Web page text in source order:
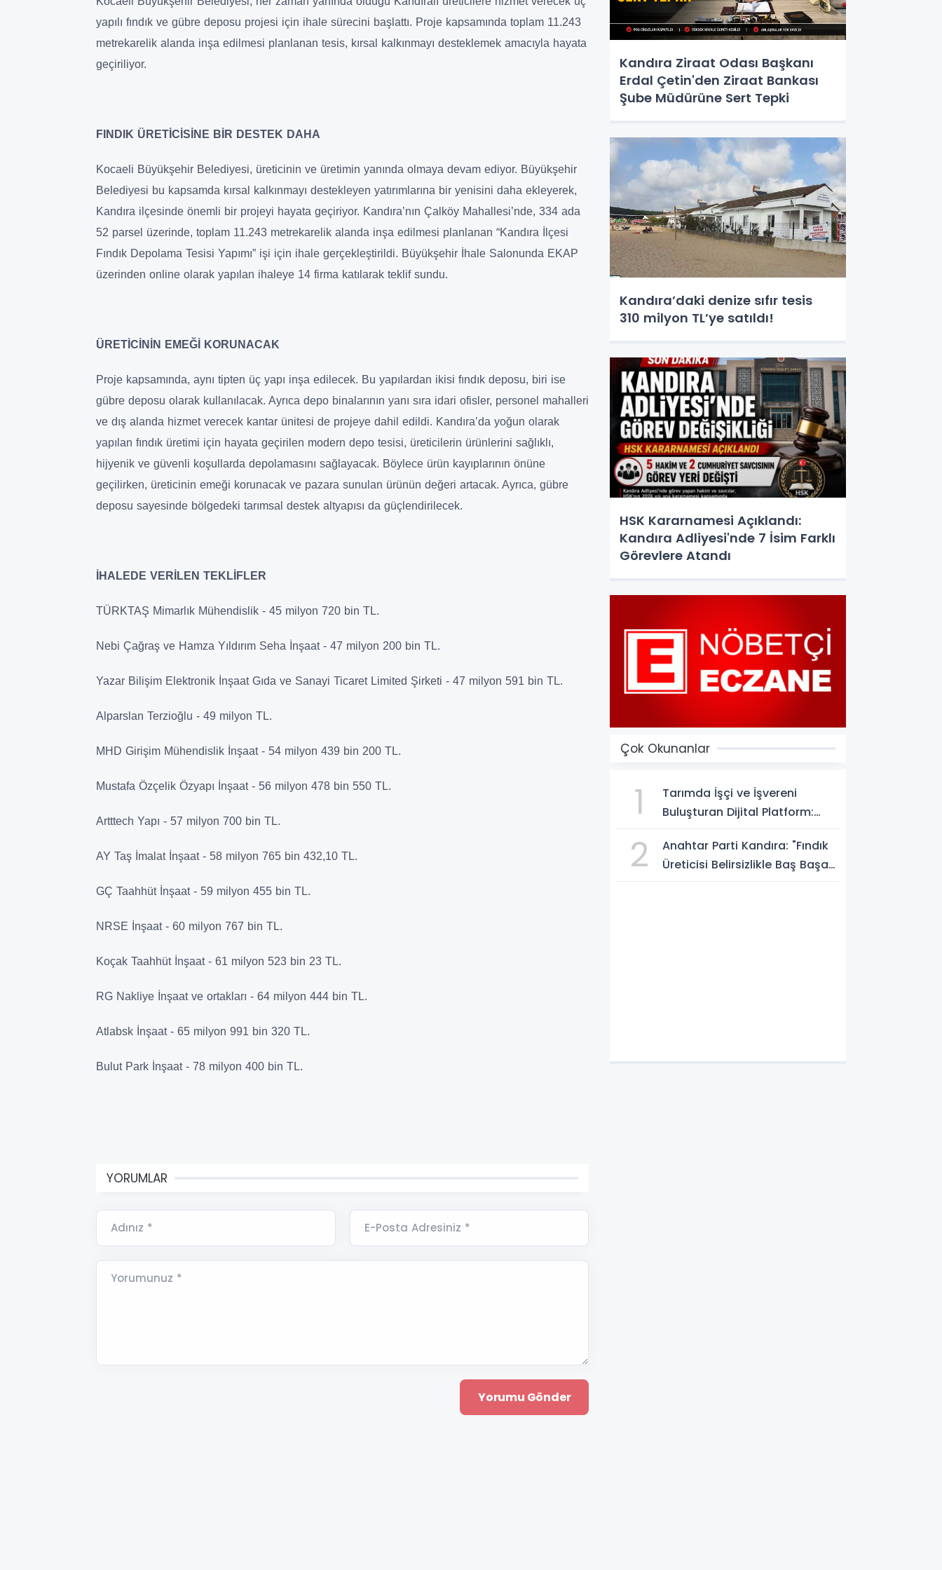
yapılı fındık ve gübre deposu projesi için ihale sürecini başlattı. Proje kapsamında toplam 11.243
metrekarelik alanda inşa edilmesi planlanan tesis, kırsal kalkınmayı desteklemek amacıyla hayata
geçiriliyor.
FINDIK ÜRETİCİSİNE BİR DESTEK DAHA
Kocaeli Büyükşehir Belediyesi, üreticinin ve üretimin yanında olmaya devam ediyor. Büyükşehir
Belediyesi bu kapsamda kırsal kalkınmayı destekleyen yatırımlarına bir yenisini daha ekleyerek,
Kandıra ilçesinde önemli bir projeyi hayata geçiriyor. Kandıra’nın Çalköy Mahallesi’nde, 334 ada
52 parsel üzerinde, toplam 11.243 metrekarelik alanda inşa edilmesi planlanan “Kandıra İlçesi
Fındık Depolama Tesisi Yapımı” işi için ihale gerçekleştirildi. Büyükşehir İhale Salonunda EKAP
üzerinden online olarak yapılan ihaleye 14 firma katılarak teklif sundu.
ÜRETİCİNİN EMEĞİ KORUNACAK
Proje kapsamında, aynı tipten üç yapı inşa edilecek. Bu yapılardan ikisi fındık deposu, biri ise
gübre deposu olarak kullanılacak. Ayrıca depo binalarının yanı sıra idari ofisler, personel mahalleri
ve dış alanda hizmet verecek kantar ünitesi de projeye dahil edildi. Kandıra’da yoğun olarak
yapılan fındık üretimi için hayata geçirilen modern depo tesisi, üreticilerin ürünlerini sağlıklı,
hijyenik ve güvenli koşullarda depolamasını sağlayacak. Böylece ürün kayıplarının önüne
geçilirken, üreticinin emeği korunacak ve pazara sunulan ürünün değeri artacak. Ayrıca, gübre
deposu sayesinde bölgedeki tarımsal destek altyapısı da güçlendirilecek.
İHALEDE VERİLEN TEKLİFLER
TÜRKTAŞ Mimarlık Mühendislik - 45 milyon 720 bin TL.
Nebi Çağraş ve Hamza Yıldırım Seha İnşaat - 47 milyon 200 bin TL.
Yazar Bilişim Elektronik İnşaat Gıda ve Sanayi Ticaret Limited Şirketi - 47 milyon 591 bin TL.
Alparslan Terzioğlu - 49 milyon TL.
MHD Girişim Mühendislik İnşaat - 54 milyon 439 bin 200 TL.
Mustafa Özçelik Özyapı İnşaat - 56 milyon 478 bin 550 TL.
Artttech Yapı - 57 milyon 700 bin TL.
AY Taş İmalat İnşaat - 58 milyon 765 bin 432,10 TL.
GÇ Taahhüt İnşaat - 59 milyon 455 bin TL.
NRSE İnşaat - 60 milyon 767 bin TL.
Koçak Taahhüt İnşaat - 61 milyon 523 bin 23 TL.
RG Nakliye İnşaat ve ortakları - 64 milyon 444 bin TL.
Atlabsk İnşaat - 65 milyon 991 bin 320 TL.
Bulut Park İnşaat - 78 milyon 400 bin TL.
YORUMLAR
Adınız * E-Posta Adresiniz *
Yorumunuz *
Kandıra Ziraat Odası Başkanı
Erdal Çetin'den Ziraat Bankası
Şube Müdürüne Sert Tepki
Kandıra’daki denize sıfır tesis
310 milyon TL’ye satıldı!
HSK Kararnamesi Açıklandı:
Kandıra Adliyesi'nde 7 İsim Farklı
Görevlere Atandı
Çok Okunanlar
1
Tarımda İşçi ve İşvereni
Buluşturan Dijital Platform:
2
Anahtar Parti Kandıra: "Fındık
Üreticisi Belirsizlikle Baş Başa